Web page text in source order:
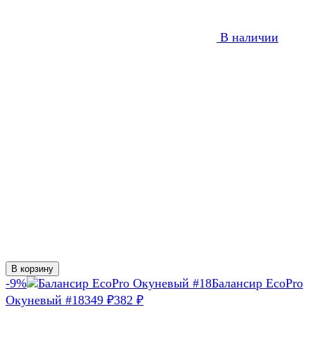
В наличии
В корзину
-9%
Балансир EcoPro
Окуневый #18349 ₽382 ₽